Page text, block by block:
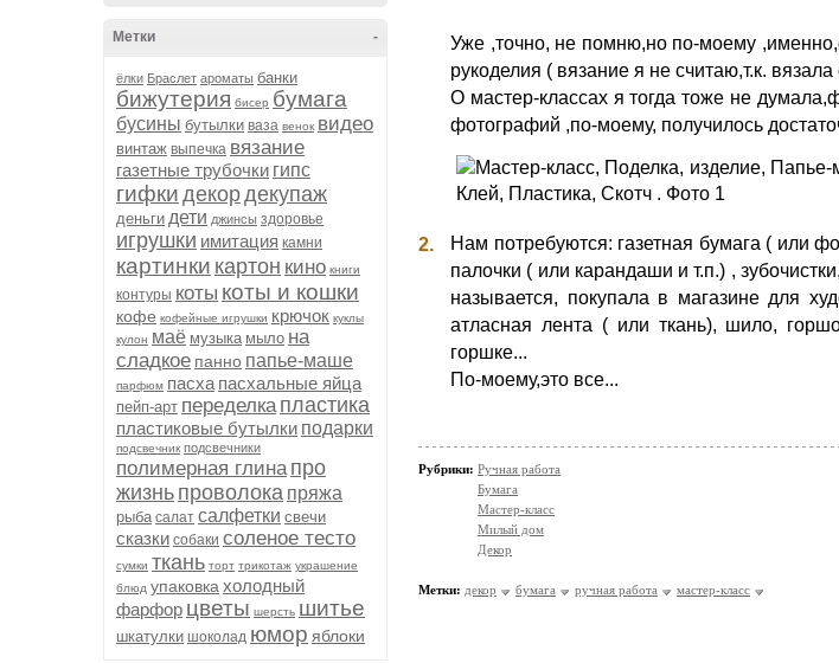
-
Метки
ёлки Браслет ароматы банки
бижутерия бисер бумага
бусины бутылки ваза венок видео
винтаж выпечка вязание
газетные трубочки гипс
гифки декордекупаж
деньги дети джинсы здоровье
игрушки имитация камни
картинки картон кино книги
контуры коты коты и кошки
кофе кофейные игрушки крючок куклы
кулон маё музыка мыло на
сладкое панно папье-маше
парфюм пасха пасхальные яйца
пейп-арт переделка пластика
пластиковые бутылки подарки
подсвечник подсвечники
полимерная глина про
жизнь проволока пряжа
рыба салат салфетки свечи
сказки собаки соленое тесто
сумки ткань торт трикотаж украшение
блюд упаковка холодный
фарфор цветы шерсть шитье
шкатулки шоколад юмор яблоки
Уже ,точно, не помню,но по-моему
рукоделия ( вязание я не считаю,т.к. вязала
О мастер-классах я тогда тоже не
фотографий ,по-моему, получилось
2.
Нам потребуются: газетная бумага ( или
палочки ( или карандаши и т.п.) ,
называется, покупала в магазине для
атласная лента ( или ткань), шило,
горшке...
По-моему,это все...
Рубрики: Ручная работа
Бумага
Мастер-класс
Милый дом
Декор
Метки: декор бумага ручная работа мастер-класс